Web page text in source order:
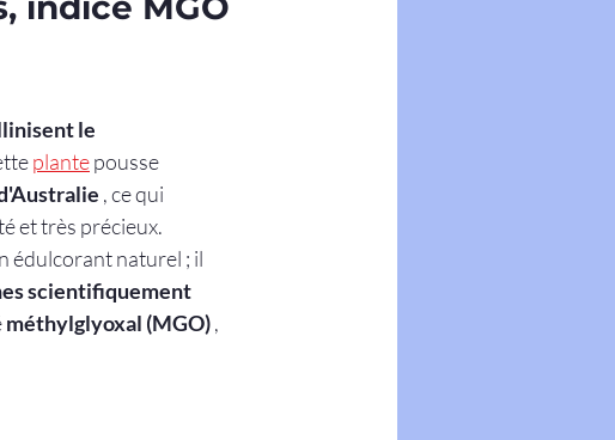
le
plante pousse
, ce qui
et très précieux.
édulcorant naturel ; il
scientifiquement
méthylglyoxal (MGO) ,